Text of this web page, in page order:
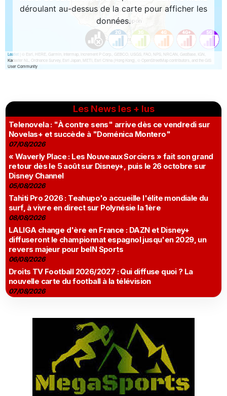
Les News les + lus
Telenovela : "À contre sens" arrive dès ce vendredi sur
Novelas+ et succède à "Doménica Montero"
07/08/2026
« Waverly Place : Les Nouveaux Sorciers » fait son grand
retour dès le 5 août sur Disney+, puis le 26 octobre sur
Disney Channel
05/08/2026
Tahiti Pro 2026 : Teahupo'o accueille l'élite mondiale du
surf, à vivre en direct sur Polynésie la 1ère
08/08/2026
LALIGA change d'ère en France : DAZN et Disney+
diffuseront le championnat espagnol jusqu'en 2029, un
revers majeur pour beIN Sports
06/08/2026
Droits TV Football 2026/2027 : Qui diffuse quoi ? La
nouvelle carte du football à la télévision
07/08/2026